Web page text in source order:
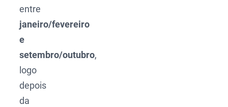
entre
janeiro/fevereiro
e
setembro/outubro,
logo
depois
da